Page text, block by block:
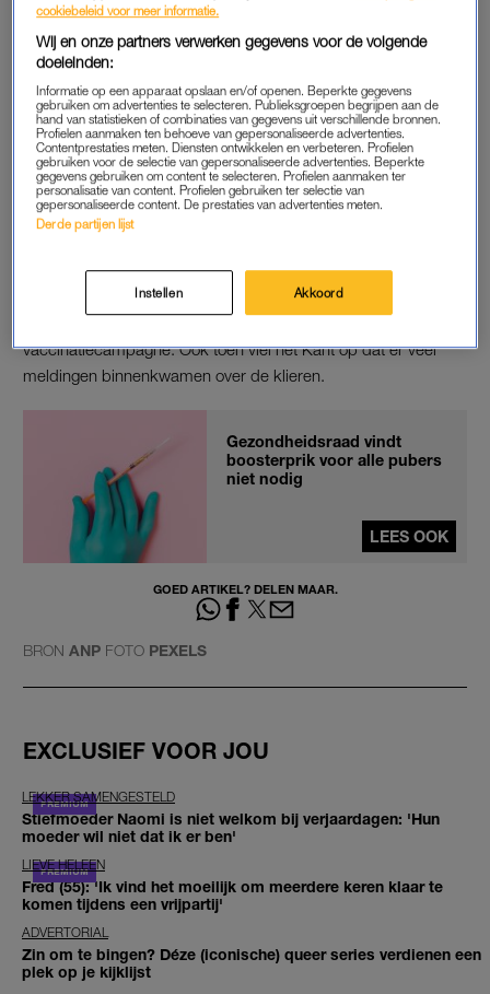
Naast opgezette klieren, kwamen er ook meer meldingen
binnen over pijn op de plaats waar de prik werd gezet. Andere
veelvoorkomende bijwerkingen zijn even vaak gemeld bij
Lareb als na het eerste en tweede coronavaccin. Het gaat dan
bijvoorbeeld om spierpijn, koorts of koude rillingen.
BOOSTERPRIK
duizend meldingen per dag binnenkwamen over de
, met uitschieters naar 2500 meldingen per dag.
Dat waren er meer dan vorig jaar op het hoogtepunt van de
vaccinatiecampagne. Ook toen viel het Kant op dat er veel
meldingen binnenkwamen over de klieren.
Gezondheidsraad vindt
boosterprik voor alle pubers
niet nodig
LEES OOK
GOED ARTIKEL? DELEN MAAR.
BRON ANP FOTO PEXELS
EXCLUSIEF VOOR JOU
LEKKER SAMENGESTELD
Stiefmoeder Naomi is niet welkom bij verjaardagen: 'Hun
moeder wil niet dat ik er ben'
LIEVE HELEEN
Fred (55): 'Ik vind het moeilijk om meerdere keren klaar te
komen tijdens een vrijpartij'
ADVERTORIAL
Zin om te bingen? Déze (iconische) queer series verdienen een
plek op je kijklijst
cookiebeleid voor meer informatie.
Wij en onze partners verwerken gegevens voor de volgende
doeleinden:
Informatie op een apparaat opslaan en/of openen. Beperkte gegevens
gebruiken om advertenties te selecteren. Publieksgroepen begrijpen aan de
hand van statistieken of combinaties van gegevens uit verschillende bronnen.
Profielen aanmaken ten behoeve van gepersonaliseerde advertenties.
Contentprestaties meten. Diensten ontwikkelen en verbeteren. Profielen
gebruiken voor de selectie van gepersonaliseerde advertenties. Beperkte
gegevens gebruiken om content te selecteren. Profielen aanmaken ter
personalisatie van content. Profielen gebruiken ter selectie van
gepersonaliseerde content. De prestaties van advertenties meten.
Derde partijen lijst
Instellen Akkoord